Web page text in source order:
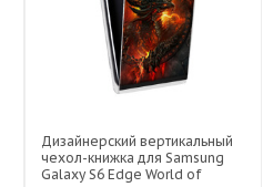
Дизайнерский вертикальный
чехол-книжка для Samsung
Galaxy S6 Edge World of